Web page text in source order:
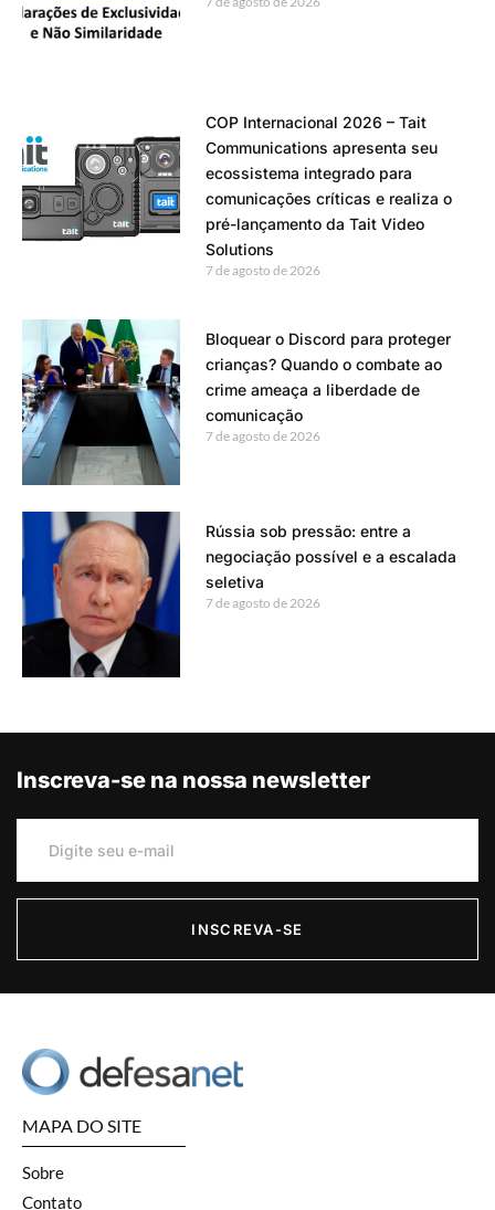
COP Internacional 2026 – Tait
Communications apresenta seu
ecossistema integrado para
comunicações críticas e realiza o
pré-lançamento da Tait Video
Solutions
7 de agosto de 2026
Bloquear o Discord para proteger
crianças? Quando o combate ao
crime ameaça a liberdade de
comunicação
7 de agosto de 2026
Rússia sob pressão: entre a
negociação possível e a escalada
seletiva
7 de agosto de 2026
Inscreva-se na nossa newsletter
INSCREVA-SE
MAPA DO SITE
Sobre
Contato